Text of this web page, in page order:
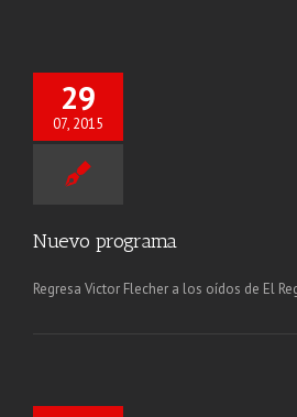
29
07, 2015
Nuevo programa
Regresa Victor Flecher a los oídos de El